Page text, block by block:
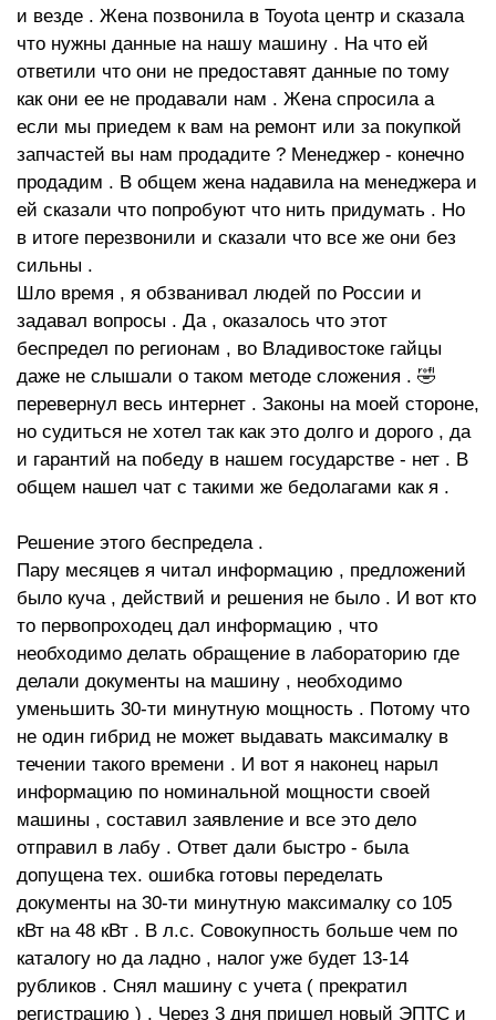
и везде . Жена позвонила в Toyota центр и сказала
что нужны данные на нашу машину . На что ей
ответили что они не предоставят данные по тому
как они ее не продавали нам . Жена спросила а
если мы приедем к вам на ремонт или за покупкой
запчастей вы нам продадите ? Менеджер - конечно
продадим . В общем жена надавила на менеджера и
ей сказали что попробуют что нить придумать . Но
в итоге перезвонили и сказали что все же они без
сильны .
Шло время , я обзванивал людей по России и
задавал вопросы . Да , оказалось что этот
беспредел по регионам , во Владивостоке гайцы
даже не слышали о таком методе сложения . 🤣
перевернул весь интернет . Законы на моей стороне,
но судиться не хотел так как это долго и дорого , да
и гарантий на победу в нашем государстве - нет . В
общем нашел чат с такими же бедолагами как я .
Решение этого беспредела .
Пару месяцев я читал информацию , предложений
было куча , действий и решения не было . И вот кто
то первопроходец дал информацию , что
необходимо делать обращение в лабораторию где
делали документы на машину , необходимо
уменьшить 30-ти минутную мощность . Потому что
не один гибрид не может выдавать максималку в
течении такого времени . И вот я наконец нарыл
информацию по номинальной мощности своей
машины , составил заявление и все это дело
отправил в лабу . Ответ дали быстро - была
допущена тех. ошибка готовы переделать
документы на 30-ти минутную максималку со 105
кВт на 48 кВт . В л.с. Совокупность больше чем по
каталогу но да ладно , налог уже будет 13-14
рубликов . Снял машину с учета ( прекратил
регистрацию ) . Через 3 дня пришел новый ЭПТС и